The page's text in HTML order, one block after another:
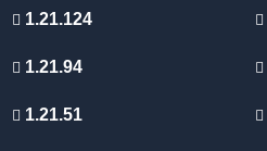
1.21.124
1.21.94
1.21.51